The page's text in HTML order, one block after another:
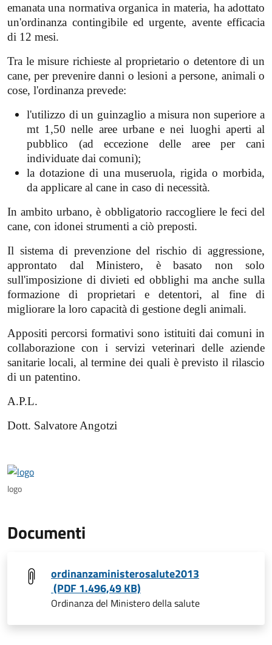
emanata una normativa organica in materia, ha adottato
un'ordinanza contingibile ed urgente, avente efficacia
di 12 mesi.
Tra le misure richieste al proprietario o detentore di un
cane, per prevenire danni o lesioni a persone, animali o
cose, l'ordinanza prevede:
l'utilizzo di un guinzaglio a misura non superiore a
mt 1,50 nelle aree urbane e nei luoghi aperti al
pubblico (ad eccezione delle aree per cani
individuate dai comuni);
la dotazione di una museruola, rigida o morbida,
da applicare al cane in caso di necessità.
In ambito urbano, è obbligatorio raccogliere le feci del
cane, con idonei strumenti a ciò preposti.
Il sistema di prevenzione del rischio di aggressione,
approntato dal Ministero, è basato non solo
sull'imposizione di divieti ed obblighi ma anche sulla
formazione di proprietari e detentori, al fine di
migliorare la loro capacità di gestione degli animali.
Appositi percorsi formativi sono istituiti dai comuni in
collaborazione con i servizi veterinari delle aziende
sanitarie locali, al termine dei quali è previsto il rilascio
di un patentino.
A.P.L.
Dott. Salvatore Angotzi
logo
Documenti
ordinanzaministerosalute2013
(PDF 1.496,49 KB)
Ordinanza del Ministero della salute